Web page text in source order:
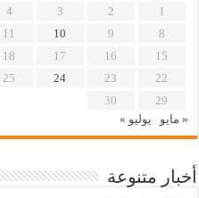
1
2
3
4
8
9
10
11
15
16
17
18
22
23
24
25
29
30
« مايو
يوليو »
أخبار متنوعة